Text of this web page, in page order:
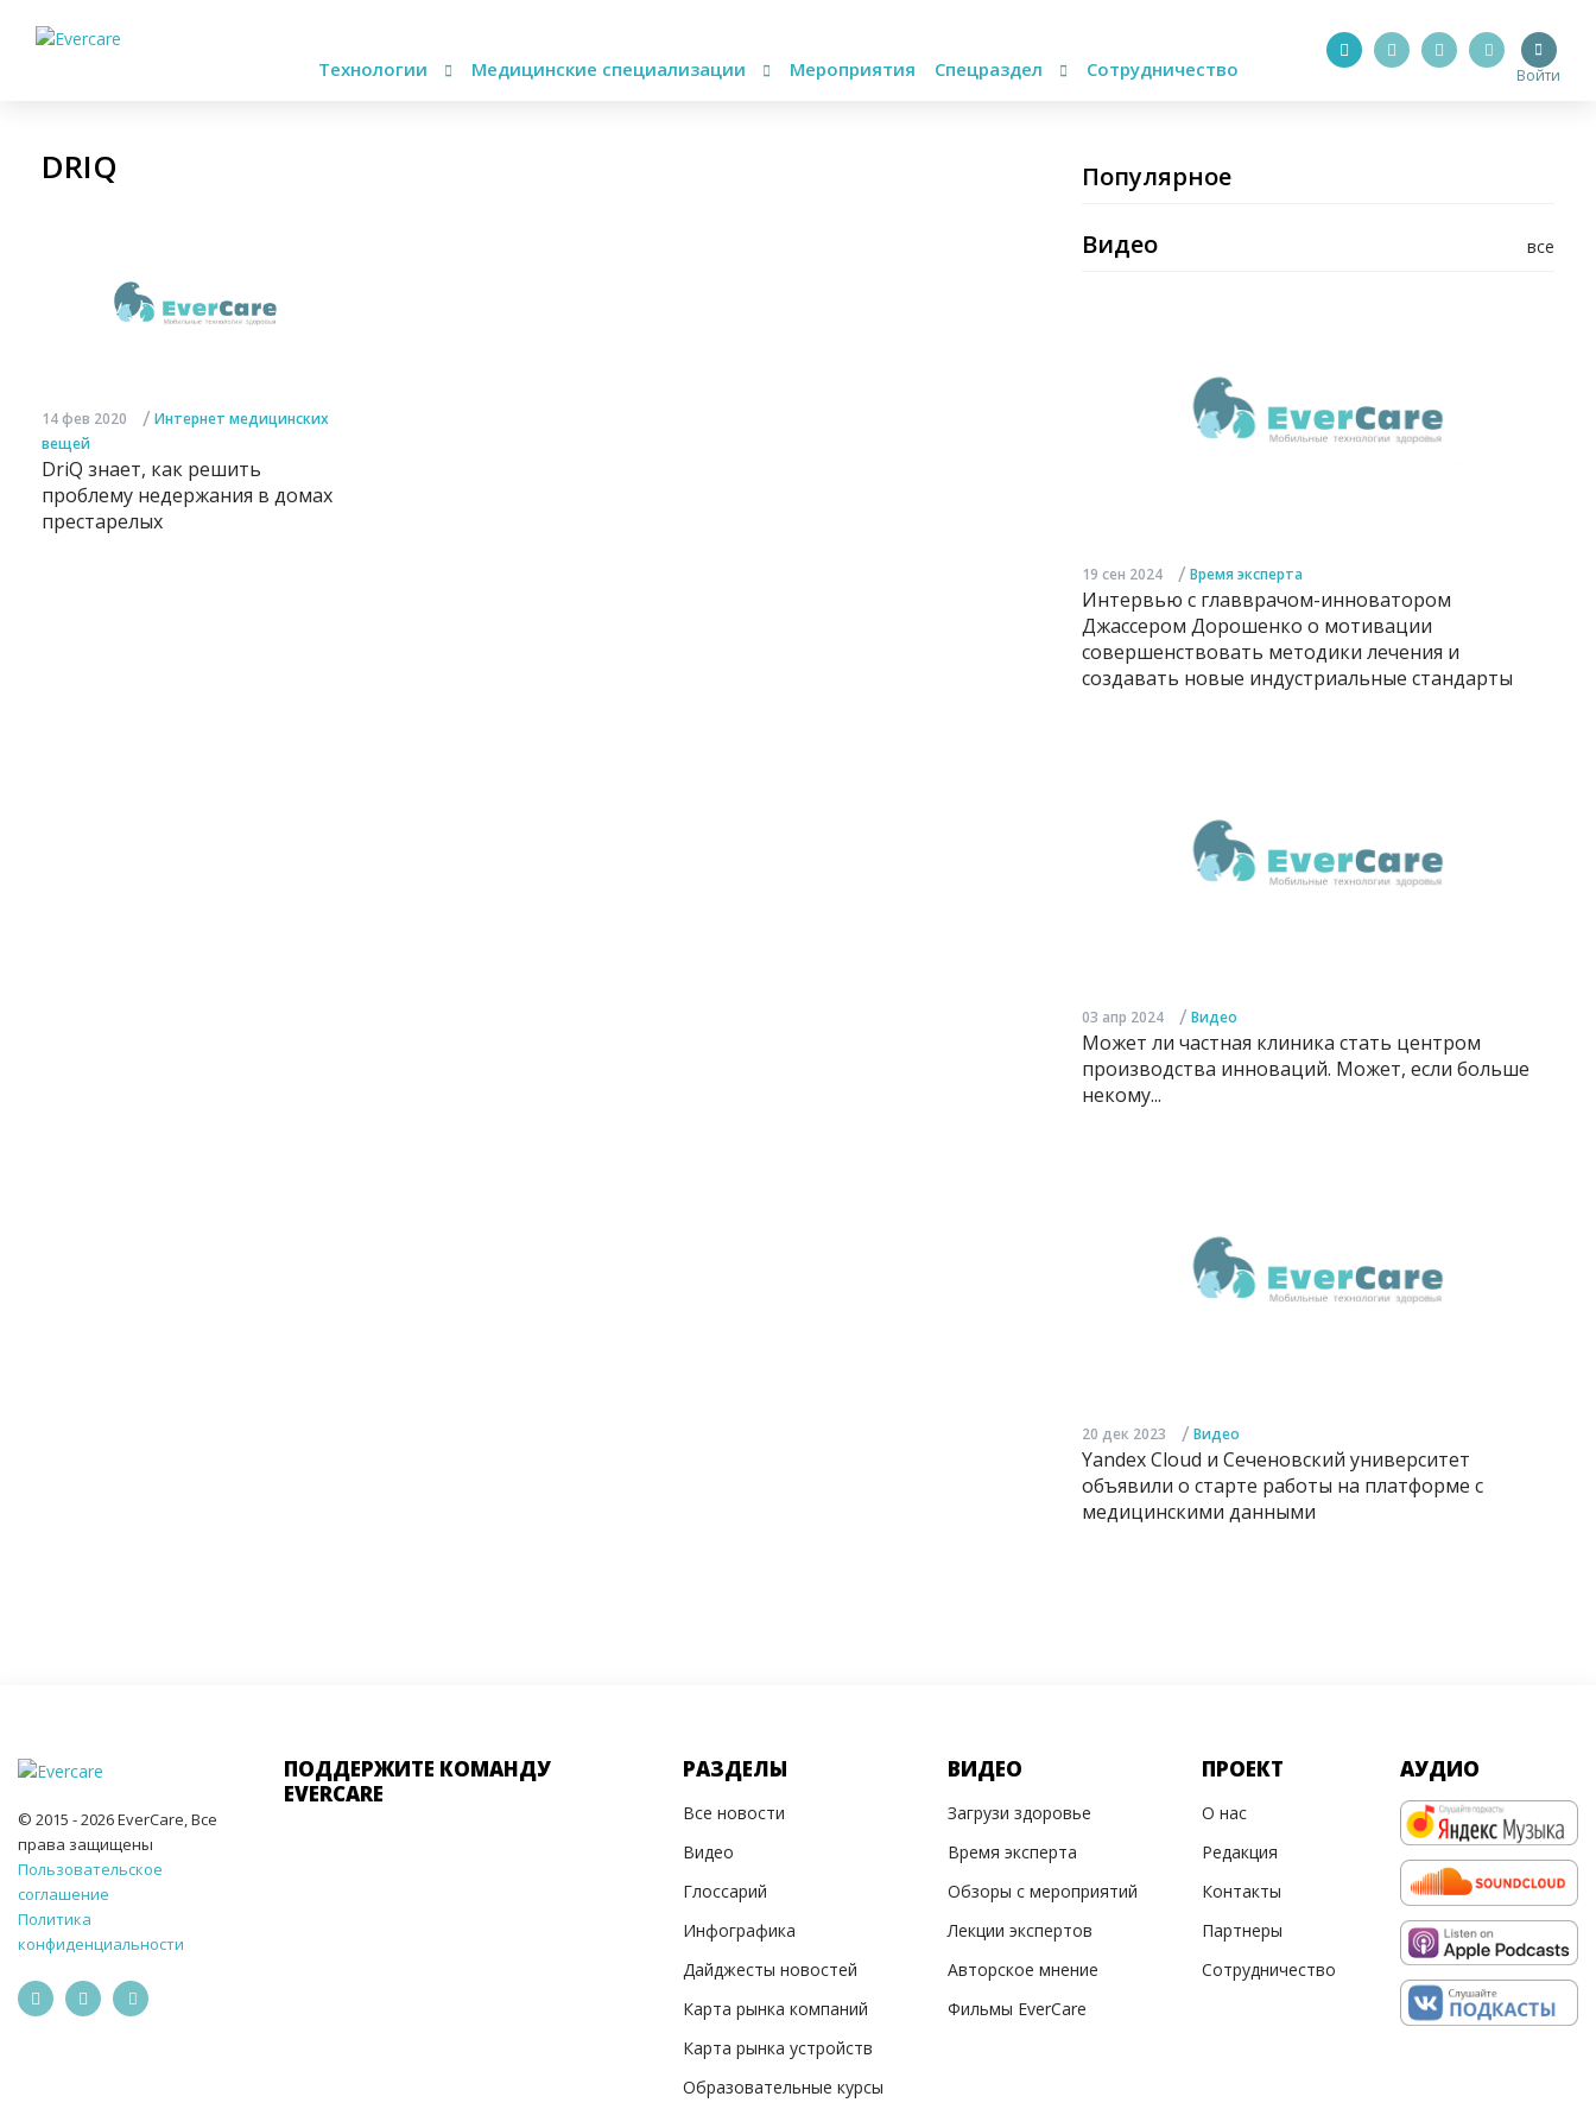
Технологии Медицинские специализации Мероприятия Спецраздел Сотрудничество Войти
DRIQ
14 фев 2020 / Интернет медицинских
вещей
DriQ знает, как решить
проблему недержания в домах
престарелых
Популярное
все
Видео
19 сен 2024 / Время эксперта
Интервью с главврачом-инноватором
Джассером Дорошенко о мотивации
совершенствовать методики лечения и
создавать новые индустриальные стандарты
03 апр 2024 / Видео
Может ли частная клиника стать центром
производства инноваций. Может, если больше
некому...
20 дек 2023 / Видео
Yandex Cloud и Сеченовский университет
объявили о старте работы на платформе с
медицинскими данными
© 2015 - 2026 EverCare, Все
права защищены
Пользовательское
соглашение
Политика
конфиденциальности
ПОДДЕРЖИТЕ КОМАНДУ
EVERCARE
РАЗДЕЛЫ
Все новости
Видео
Глоссарий
Инфографика
Дайджесты новостей
Карта рынка компаний
Карта рынка устройств
Образовательные курсы
ВИДЕО
Загрузи здоровье
Время эксперта
Обзоры с мероприятий
Лекции экспертов
Авторское мнение
Фильмы EverCare
ПРОЕКТ
О нас
Редакция
Контакты
Партнеры
Сотрудничество
АУДИО